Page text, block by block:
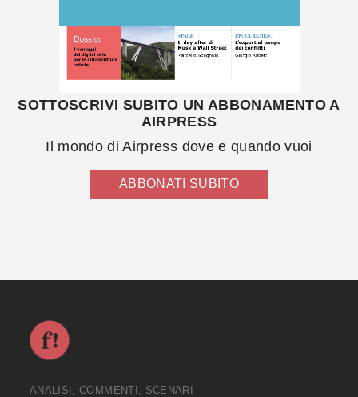
SOTTOSCRIVI SUBITO UN ABBONAMENTO A
AIRPRESS
Il mondo di Airpress dove e quando vuoi
ABBONATI SUBITO
ANALISI, COMMENTI, SCENARI